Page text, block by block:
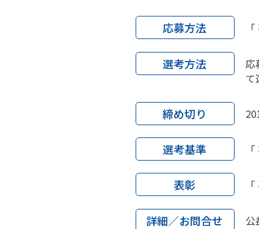
応募方法 「
選考方法
応
て
締め切り
選考基準 「
表彰 「
詳細／お問合せ 公